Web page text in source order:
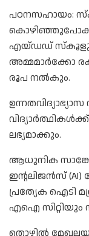
പഠനസഹായം:
കൊഴിഞ്ഞുപോക്ക്
എയ്ഡഡ്
അമ്മമാർക്കോ
രൂപ നൽകും.
ലഭ്യമാക്കും.
ആധുനിക
ഇന്റലിജൻസ്
പ്രത്യേക ഐടി
എഐ സിറ്റിയും
തൊഴിൽ